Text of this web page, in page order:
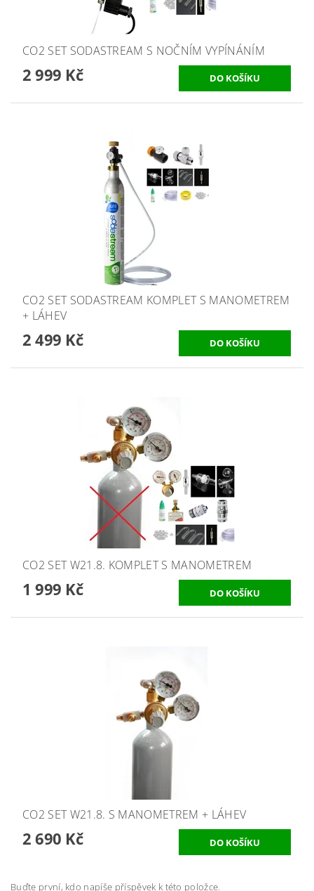
CO2 SET SODASTREAM S NOČNÍM VYPÍNÁNÍM
2 999 Kč
CO2 SET SODASTREAM KOMPLET S MANOMETREM
+ LÁHEV
2 499 Kč
CO2 SET W21.8. KOMPLET S MANOMETREM
1 999 Kč
CO2 SET W21.8. S MANOMETREM + LÁHEV
2 690 Kč
Buďte první, kdo napíše příspěvek k této položce.